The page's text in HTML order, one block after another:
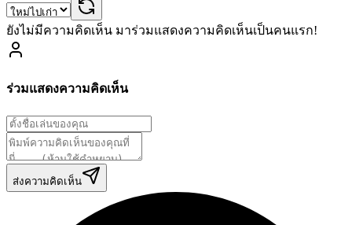
ยังไม่มีความคิดเห็น มาร่วมแสดงความคิดเห็นเป็นคนแรก!
ร่วมแสดงความคิดเห็น
ส่งความคิดเห็น